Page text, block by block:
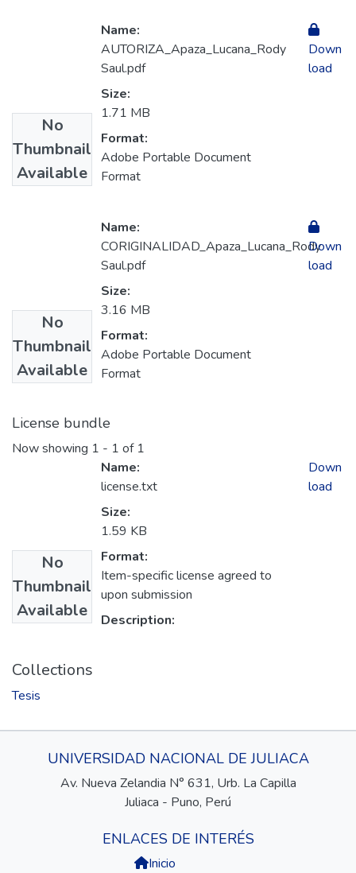
No
Thumbnail
Available
Name:
AUTORIZA_Apaza_Lucana_Rody
Saul.pdf
Size:
1.71 MB
Format:
Adobe Portable Document
Format
Down
load
No
Thumbnail
Available
Name:
CORIGINALIDAD_Apaza_Lucana_Rody
Saul.pdf
Size:
3.16 MB
Format:
Adobe Portable Document
Format
Down
load
License bundle
Now showing 1 - 1 of 1
No
Thumbnail
Available
Name:
license.txt
Size:
1.59 KB
Format:
Item-specific license agreed to
upon submission
Description:
Down
load
Collections
Tesis
UNIVERSIDAD NACIONAL DE JULIACA
Av. Nueva Zelandia N° 631, Urb. La Capilla
Juliaca - Puno, Perú
ENLACES DE INTERÉS
Inicio